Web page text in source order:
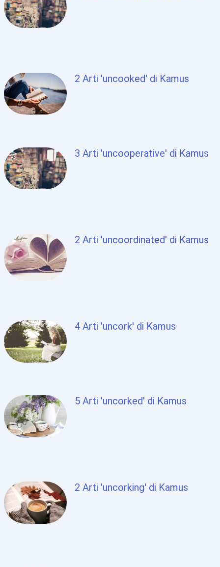
2 Arti 'uncooked' di Kamus
3 Arti 'uncooperative' di Kamus
2 Arti 'uncoordinated' di Kamus
4 Arti 'uncork' di Kamus
5 Arti 'uncorked' di Kamus
2 Arti 'uncorking' di Kamus